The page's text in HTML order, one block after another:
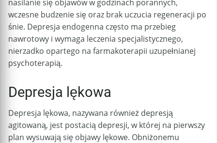
nasilanie się objawów w godzinach porannych,
wczesne budzenie się oraz brak uczucia regeneracji po
śnie. Depresja endogenna często ma przebieg
nawrotowy i wymaga leczenia specjalistycznego,
nierzadko opartego na farmakoterapii uzupełnianej
psychoterapią.
Depresja lękowa
Depresja lękowa, nazywana również depresją
agitowaną, jest postacią depresji, w której na pierwszy
plan wysuwają się objawy lękowe. Obniżonemu